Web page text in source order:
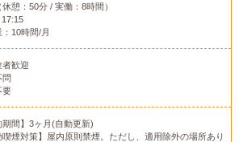
休憩：50分 / 実働：8時間）
10時間/月
者歓迎
問
要
期間】3ヶ月(自動更新)
喫煙対策】屋内原則禁煙。ただし、適用除外の場所あり